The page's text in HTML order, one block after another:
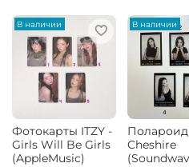
В наличии
Фотокарты ITZY -
Girls Will Be Girls
(AppleMusic)
В наличии
Cheshire